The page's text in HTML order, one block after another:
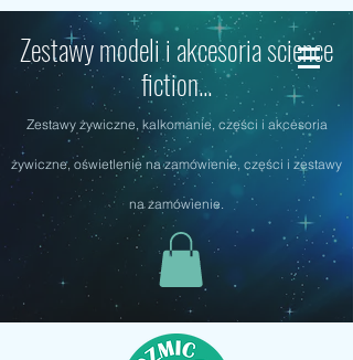
Zestawy modeli i akcesoria science
fiction...
Zestawy żywiczne, kalkomanie, części i akcesoria
żywiczne, oświetlenie na zamówienie, części i zestawy
na zamówienie.